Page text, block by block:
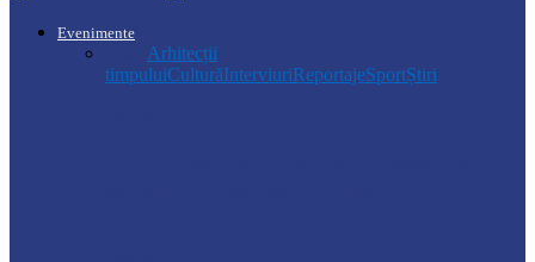
Evenimente
Arhitecții
timpuluiCulturăInterviuriReportajeSportȘtiri